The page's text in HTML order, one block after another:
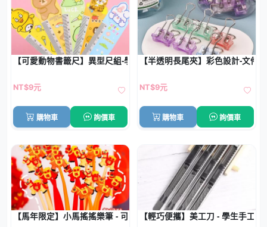
【可愛動物書籤尺】異型尺組-學生繪圖文具
NT$9元
購物車 詢價車
【半透明長尾夾】彩色設計-文件
NT$9元
購物車 詢價車
【馬年限定】小馬搖搖樂筆 - 可愛學生中性筆禮品【輕巧便攜】美工刀 - 學生手工裁